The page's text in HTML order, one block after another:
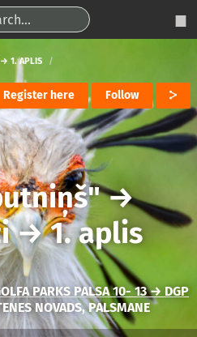
1. APLIS
Register here Follow
→
→1. aplis
PARKS PALSA 10- 13 → DGP
NOVADS, PALSMANE